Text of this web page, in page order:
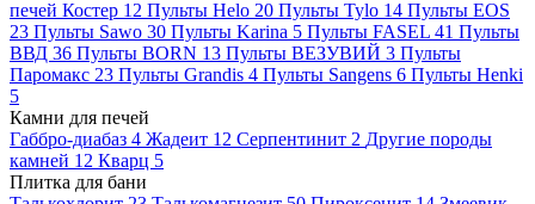
печей Костер 12 Пульты Helo 20 Пульты Tylo 14 Пульты EOS
23 Пульты Sawo 30 Пульты Karina 5 Пульты FASEL 41 Пульты
ВВД 36 Пульты BORN 13 Пульты ВЕЗУВИЙ 3 Пульты
Паромакс 23 Пульты Grandis 4 Пульты Sangens 6 Пульты Henki
5
Камни для печей
Габбро-диабаз 4 Жадеит 12 Серпентинит 2 Другие породы
камней 12 Кварц 5
Плитка для бани